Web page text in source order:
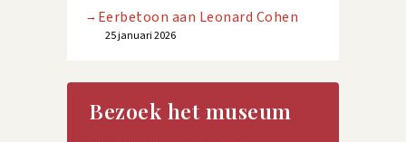
Eerbetoon aan Leonard Cohen
25 januari 2026
Bezoek het museum